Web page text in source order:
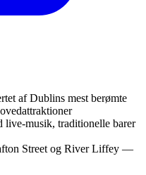
af Dublins mest berømte
live-musik, traditionelle barer
Street og River Liffey —